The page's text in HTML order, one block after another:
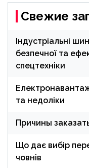
Свежие
Індустріальні
безпечної та
спецтехніки
та недоліки
Причины
Що дає вибір
човнів